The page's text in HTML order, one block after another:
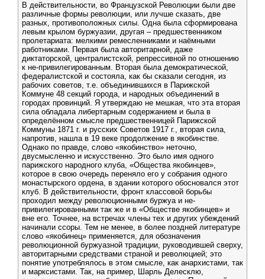
В действительности, во Французской Революции были две
различные формы революции, или лучше сказать, две
разных, противоположных силы. Одна была сформирована
левым крылом буржуазии, другая – предшественником
пролетариата: мелкими ремесленниками и наёмными
работниками. Первая была авторитарной, даже
диктаторской, централистской, репрессивной по отношению
к не-привилегированным. Вторая была демократической,
федералистской и состояла, как бы сказали сегодня, из
рабочих советов, т.е. объединившихся в Парижской
Коммуне 48 секций города, и народных объединений в
городах провинций. Я утверждаю не мешкая, что эта вторая
сила обладала либертарным содержанием и была в
определённом смысле предшественницей Парижской
Коммуны 1871 г. и русских Советов 1917 г., вторая сила,
напротив, нашла в 19 веке продолжение в якобинстве.
Однако по правде, слово «якобинство» неточно,
двусмысленно и искусственно. Это было имя одного
парижского народного клуба, «Общества якобинцев»,
которое в свою очередь переняло его у собрания одного
монастырского ордена, в здании которого обосновался этот
клуб. В действительности, фронт классовой борьбы
проходил между революционными буржуа и не-
привилегированными так же и в «Обществе якобинцев» и
вне его. Точнее, на встречах члены тех и других убеждений
начинали ссоры. Тем не менее, в более поздней литературе
слово «якобинец» применяется, для обозначения
революционной буржуазной традиции, руководившей сверху,
авторитарными средствами страной и революцией; это
понятие употреблялось в этом смысле, как анархистами, так
и марксистами. Так, на пример, Шарль Делесклю,